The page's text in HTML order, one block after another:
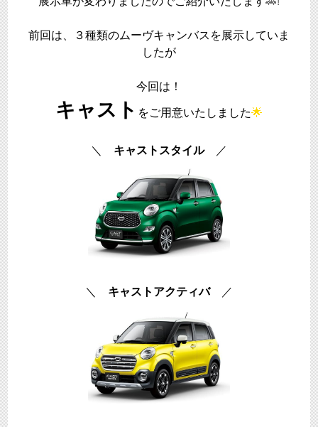
前回は、３種類のムーヴキャンバスを展示していま
したが
今回は！
キャスト をご用意いたしました🌟
＼ キャストスタイル ／
＼ キャストアクティバ／